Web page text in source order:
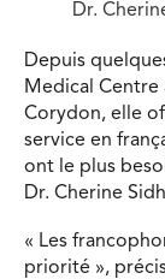
Dr.
Depuis
Medical Centre
Corydon, elle
service en
ont le plus
Dr. Cherine
« Les
priorité »,